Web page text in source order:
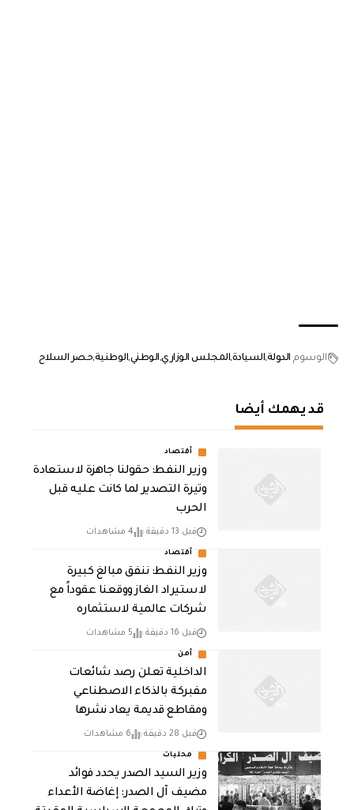
الوسوم الدولةالسيادةالمجلس الوزاري الوطنيالوطنيةحصر السلاح
قد يهمك أيضا
أقتصاد
وزير النفط: حقولنا جاهزة لاستعادة
وتيرة التصدير لما كانت عليه قبل
الحرب
قبل 13 دقيقة 4 مشاهدات
أقتصاد
وزير النفط: ننفق مبالغ كبيرة
لاستيراد الغاز ووقعنا عقوداً مع
شركات عالمية لاستثماره
قبل 16 دقيقة 5 مشاهدات
أمن
الداخلية تعلن رصد شائعات
مفبركة بالذكاء الاصطناعي
ومقاطع قديمة يعاد نشرها
قبل 28 دقيقة 6 مشاهدات
محليات
وزير السيد الصدر يحدد فوائد
مضيف آل الصدر: إغاضة الأعداء